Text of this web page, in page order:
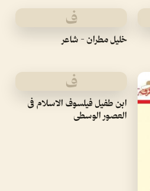
ف
خليل مطران - شاعر
ف
ابن طفيل فيلسوف الاسلام فى
العصور الوسطى